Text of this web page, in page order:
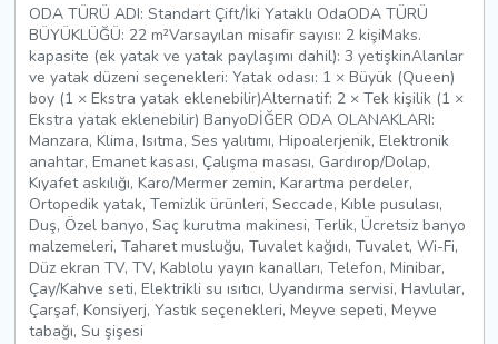
ODA TÜRÜ ADI: Standart Çift/İki Yataklı OdaODA TÜRÜ
BÜYÜKLÜĞÜ: 22 m²Varsayılan misafir sayısı: 2 kişiMaks.
kapasite (ek yatak ve yatak paylaşımı dahil): 3 yetişkinAlanlar
ve yatak düzeni seçenekleri: Yatak odası: 1 × Büyük (Queen)
boy (1 × Ekstra yatak eklenebilir)Alternatif: 2 × Tek kişilik (1 ×
Ekstra yatak eklenebilir) BanyoDİĞER ODA OLANAKLARI:
Manzara, Klima, Isıtma, Ses yalıtımı, Hipoalerjenik, Elektronik
anahtar, Emanet kasası, Çalışma masası, Gardırop/Dolap,
Kıyafet askılığı, Karo/Mermer zemin, Karartma perdeler,
Ortopedik yatak, Temizlik ürünleri, Seccade, Kıble pusulası,
Duş, Özel banyo, Saç kurutma makinesi, Terlik, Ücretsiz banyo
malzemeleri, Taharet musluğu, Tuvalet kağıdı, Tuvalet, Wi-Fi,
Düz ekran TV, TV, Kablolu yayın kanalları, Telefon, Minibar,
Çay/Kahve seti, Elektrikli su ısıtıcı, Uyandırma servisi, Havlular,
Çarşaf, Konsiyerj, Yastık seçenekleri, Meyve sepeti, Meyve
tabağı, Su şişesi